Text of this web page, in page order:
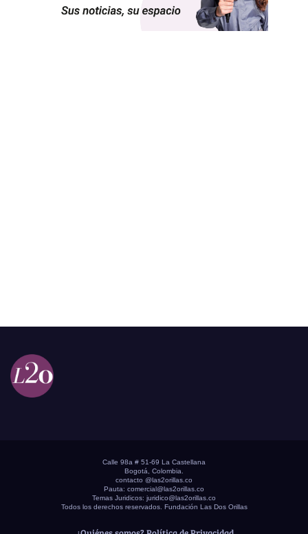
Calle 98a # 51-69 La Castellana
Bogotá, Colombia.
contacto @las2orillas.co
Pauta: comercial@las2orillas.co
Temas Juridicos: juridico@las2orillas.co
Todos los derechos reservados. Fundación Las Dos Orillas